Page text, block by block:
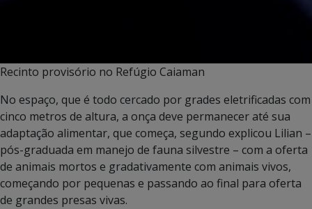
Recinto provisório no Refúgio Caiaman
No espaço, que é todo cercado por grades eletrificadas com
cinco metros de altura, a onça deve permanecer até sua
adaptação alimentar, que começa, segundo explicou Lilian –
pós-graduada em manejo de fauna silvestre – com a oferta
de animais mortos e gradativamente com animais vivos,
começando por pequenas e passando ao final para oferta
de grandes presas vivas.